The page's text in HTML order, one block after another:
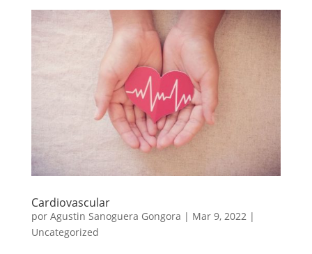
Cardiovascular
por Agustin Sanoguera Gongora | Mar 9, 2022|
Uncategorized